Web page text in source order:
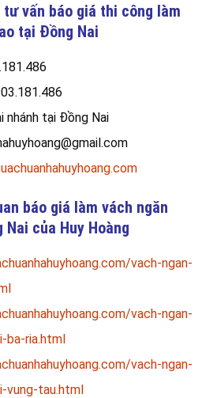
tư vấn báo giá thi công làm
tại Đồng Nai
nhánh tại Đồng Nai
báo giá làm vách ngăn
của Huy Hoàng
vach-ngan-
vach-ngan-
ba-ria.html
vach-ngan-
vung-tau.html